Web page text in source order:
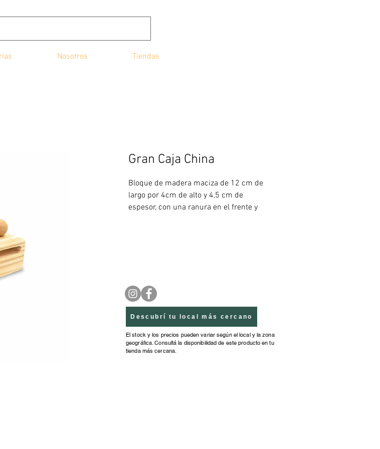
Nosotros Tiendas
Gran Caja China
Bloque de madera maciza de 12 cm de
largo por 4cm de alto y 4,5 cm de
espesor, con una ranura en el frente y
Descubrí tu local más cercano
El stock y los precios pueden variar según el local y la zona
geográfica. Consultá la disponibilidad de este producto en tu
tienda más cercana.